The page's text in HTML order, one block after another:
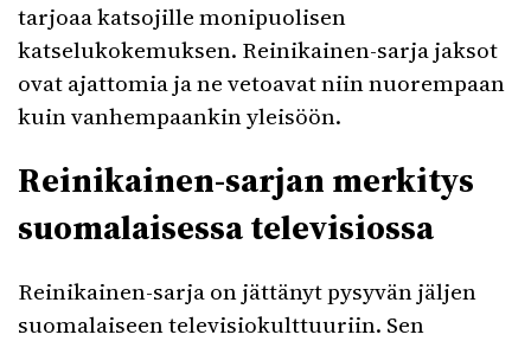
tarjoaa katsojille monipuolisen
katselukokemuksen. Reinikainen-sarja jaksot
ovat ajattomia ja ne vetoavat niin nuorempaan
kuin vanhempaankin yleisöön.
Reinikainen-sarjan merkitys
suomalaisessa televisiossa
Reinikainen-sarja on jättänyt pysyvän jäljen
suomalaiseen televisiokulttuuriin. Sen